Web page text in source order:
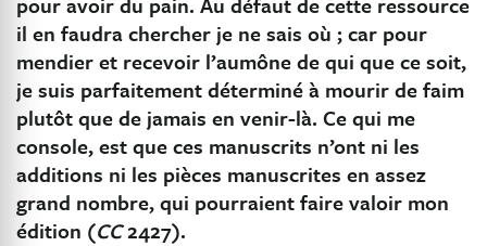
il en faudra chercher je ne sais où ; car pour
mendier et recevoir l’aumône de qui que ce soit,
je suis parfaitement déterminé à mourir de faim
plutôt que de jamais en venir-là. Ce qui me
console, est que ces manuscrits n’ont ni les
additions ni les pièces manuscrites en assez
grand nombre, qui pourraient faire valoir mon
édition (CC2427).